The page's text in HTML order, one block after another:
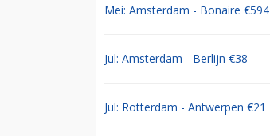
Mei: Amsterdam - Bonaire €594
Jul: Amsterdam - Berlijn €38
Jul: Rotterdam - Antwerpen €21